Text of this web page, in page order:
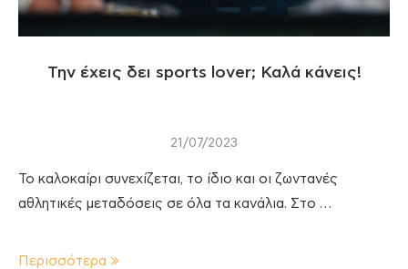
Την έχεις δει sports lover; Καλά κάνεις!
21/07/2023
Το καλοκαίρι συνεχίζεται, το ίδιο και οι ζωντανές
αθλητικές μεταδόσεις σε όλα τα κανάλια. Στο …
Περισσότερα